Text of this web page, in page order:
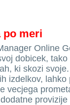
po meri
Online
dobicek,
ki skozi
izdelkov,
vecjega
provizije